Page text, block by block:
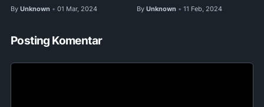
By Unknown • 01 Mar, 2024 By Unknown • 11 Feb, 2024
Posting Komentar